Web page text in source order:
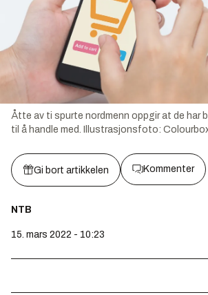
Åtte av ti spurte nordmenn oppgir at de har
til å handle med.
Illustrasjonsfoto:
Gi bort artikkelen Kommenter
NTB
15. mars 2022 - 10:23